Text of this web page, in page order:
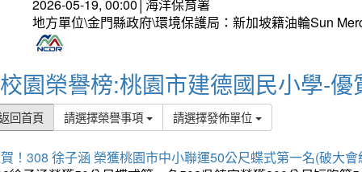
2026-05-19, 00:00│海洋保育署
地方單位\金門縣政府\環境保護局：新加坡籍油輪Sun
校園榮譽榜:桃園市建德國民小學-優
回首頁 請選擇榮譽事項 請選擇發佈單位
！308 徐子涵 榮獲桃園市中小聯運50公尺蝶式第一名(破大會